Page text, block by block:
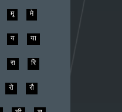
मृ मे
य या
रा रि
रो रौ